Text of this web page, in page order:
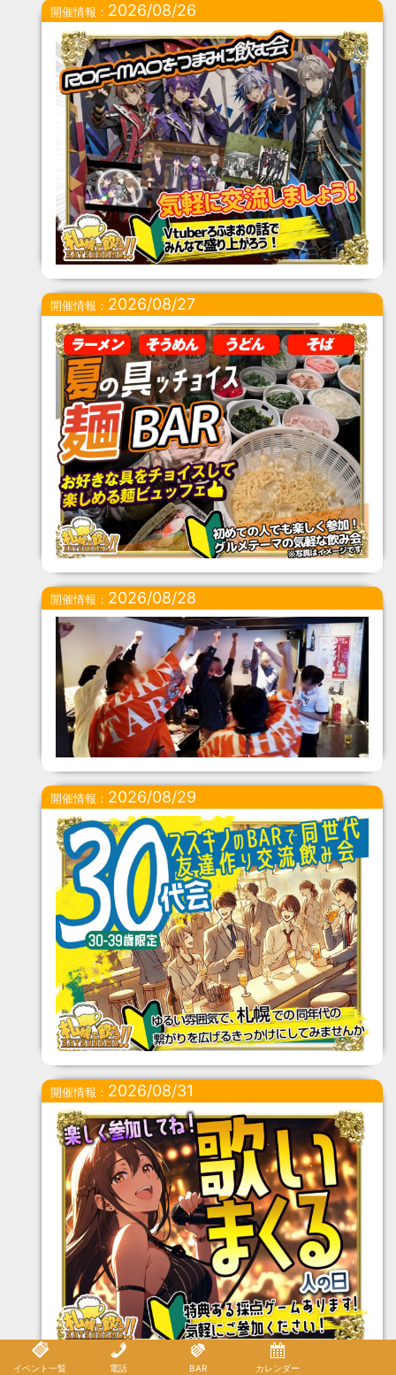
開催情報： 2026/08/26
開催情報： 2026/08/27
開催情報： 2026/08/28
開催情報： 2026/08/29
開催情報： 2026/08/31
イベント一覧 電話 BAR カレンダー